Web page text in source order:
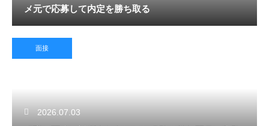
メ元で応募して内定を勝ち取る
面接
2026.07.03